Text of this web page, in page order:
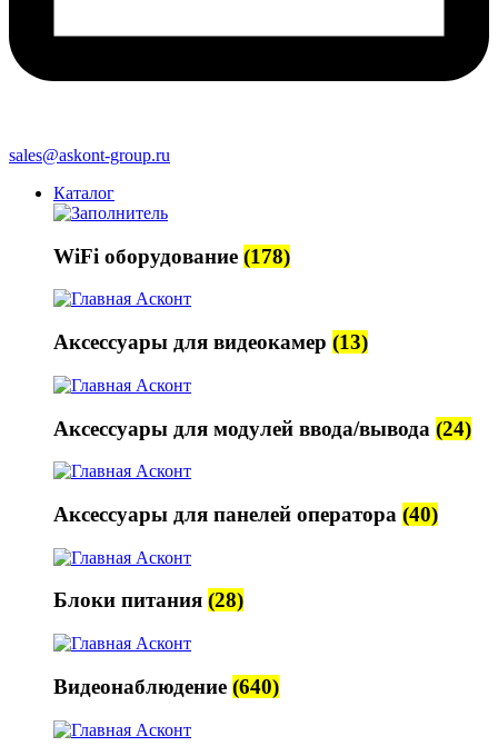
sales@askont-group.ru
Каталог
WiFi оборудование (178)
Аксессуары для видеокамер (13)
Аксессуары для модулей ввода/вывода (24)
Аксессуары для панелей оператора (40)
Блоки питания (28)
Видеонаблюдение (640)